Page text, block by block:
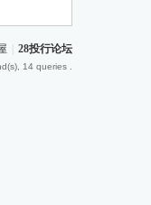
28投行论坛
14 queries .